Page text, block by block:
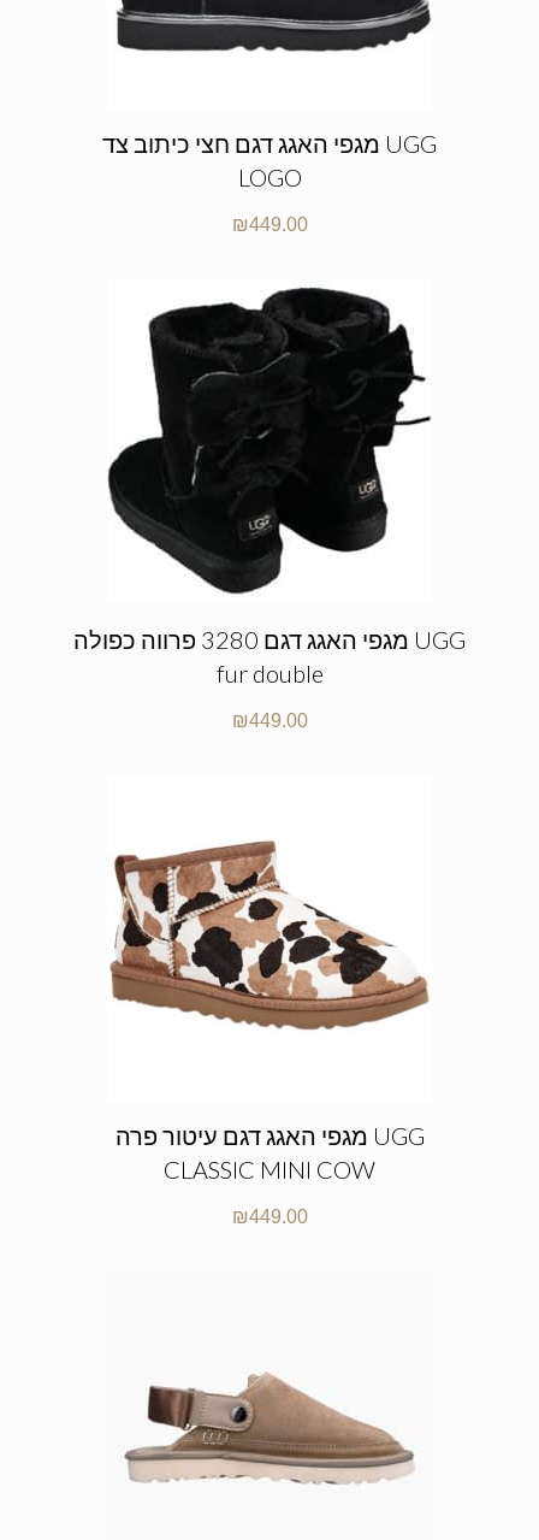
מגפי האגג דגם חצי כיתוב צד UGG
LOGO
₪449.00
מגפי האגג דגם 3280 פרווה כפולה UGG
fur double
₪449.00
מגפי האגג דגם עיטור פרה UGG
CLASSIC MINI COW
₪449.00